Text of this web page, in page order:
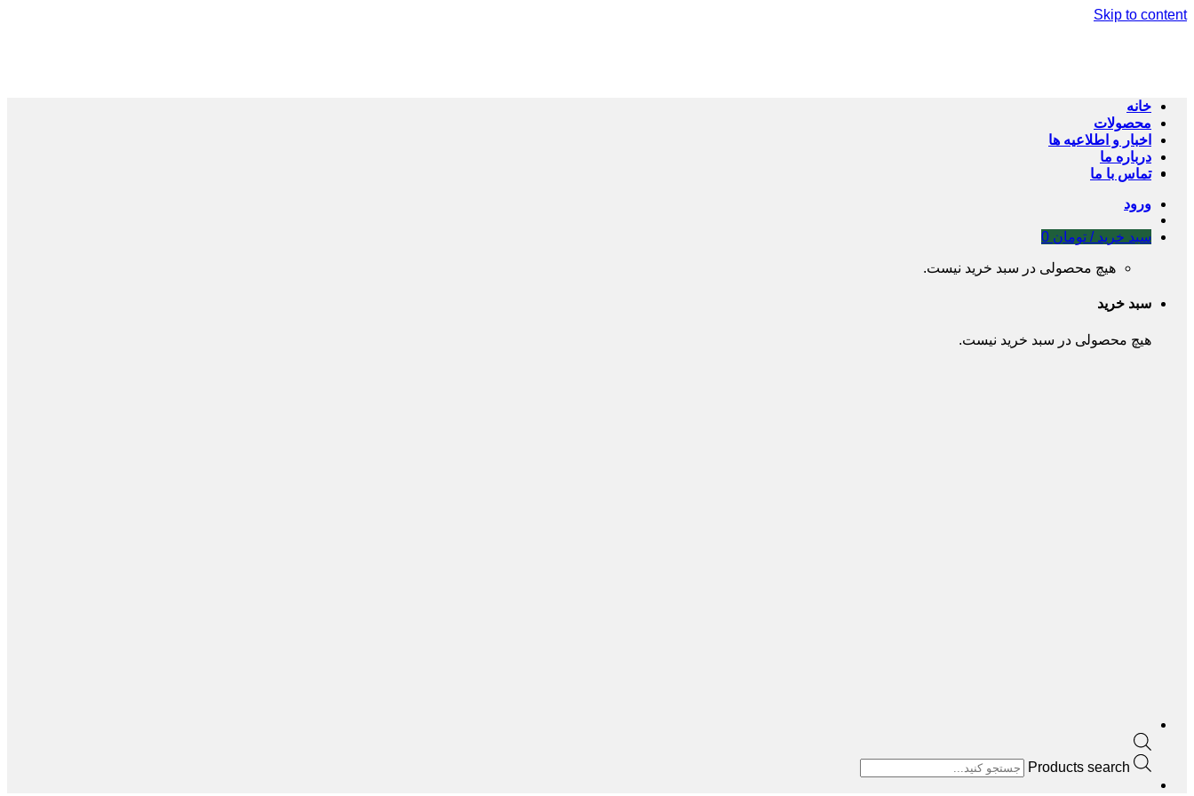
Skip to content
ورود
سبد خرید / تومان
هیچ محصولی در سبد خرید نیست.
سبد خرید
هیچ محصولی در سبد خرید نیست.
خانه
محصولات
اخبار و اطلاعیه ها
درباره ما
تماس با ما
Products search